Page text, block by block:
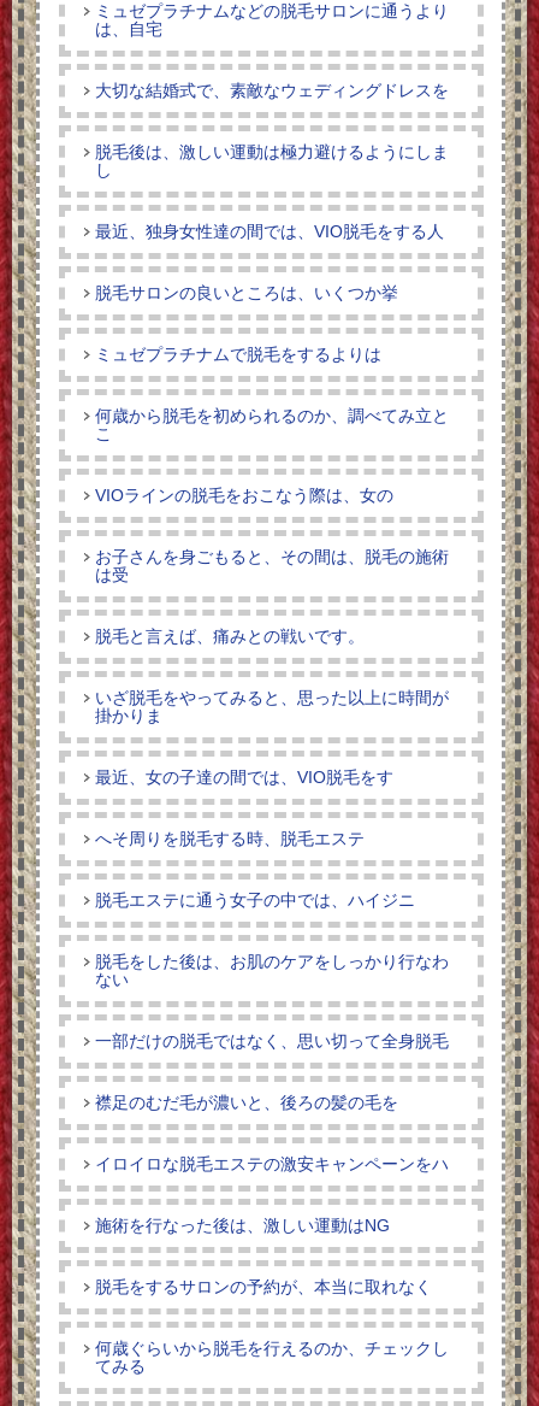
ミュゼプラチナムなどの脱毛サロンに通うより
は、自宅
大切な結婚式で、素敵なウェディングドレスを
脱毛後は、激しい運動は極力避けるようにしま
し
最近、独身女性達の間では、VIO脱毛をする人
脱毛サロンの良いところは、いくつか挙
ミュゼプラチナムで脱毛をするよりは
何歳から脱毛を初められるのか、調べてみ立と
こ
VIOラインの脱毛をおこなう際は、女の
お子さんを身ごもると、その間は、脱毛の施術
は受
脱毛と言えば、痛みとの戦いです。
いざ脱毛をやってみると、思った以上に時間が
掛かりま
最近、女の子達の間では、VIO脱毛をす
へそ周りを脱毛する時、脱毛エステ
脱毛エステに通う女子の中では、ハイジニ
脱毛をした後は、お肌のケアをしっかり行なわ
ない
一部だけの脱毛ではなく、思い切って全身脱毛
襟足のむだ毛が濃いと、後ろの髪の毛を
イロイロな脱毛エステの激安キャンペーンをハ
施術を行なった後は、激しい運動はNG
脱毛をするサロンの予約が、本当に取れなく
何歳ぐらいから脱毛を行えるのか、チェックし
てみる